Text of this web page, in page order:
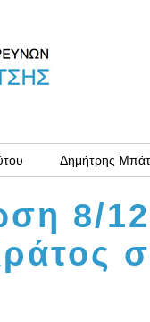
Δημήτρης
8/